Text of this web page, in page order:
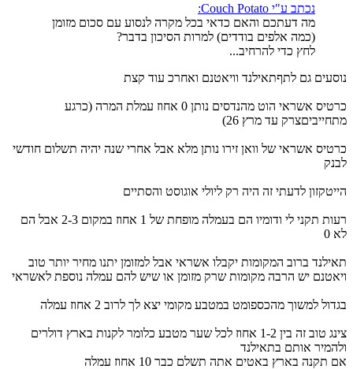
נכתב ע"י Couch Potato:
מה דעתכם והאם כדאי בכל מקרה לנסוע עם סכום מזומן
(כמה אלפים בודדים) למרות הסיכון בדבר?
לחץ כדי להרחיב...
נוסעים גם לתףתאילנד וויאטנם ואחרכ עוד קצת
כרטיס אשראי הוט מהנדסים נותן 0 אחוז עמלת המרה (כרגע
מתחייביםצרק עד מרץ 26)
כרטיס אשראי של וואן זירו נותן מלא אבל אחרי שנה יהיה תשלום חודשי
לבנק
הייטקזון לדעתי זה היה רק ליולי אוגוסט והסתיים
רעות תקני לי ודומיו הם בעמלה מופחת של 1 אחוז במקום 2-3 אבל הם
לא 0
תאילנד ברוב המקומות יקבלו אשראי אבל למזומן יתנו מחיר יותר טוב
ויאטנם יש הרבה מקומות שרק מזומן או שיש להם עמלה נוספת לאשראי
בגדול למשוך מהכספומט במטבע מקומי יצא לך לרוב 2 אחוז עמלה
צינג טוב זה בין 1-2 אחוז לכל שער מטבע כלומר לקנות בארץ דולרים
ולהמיר אותם בתאילנד
אם תקנה בארץ באטים אתה תשלם כבר 10 אחוז עמלה